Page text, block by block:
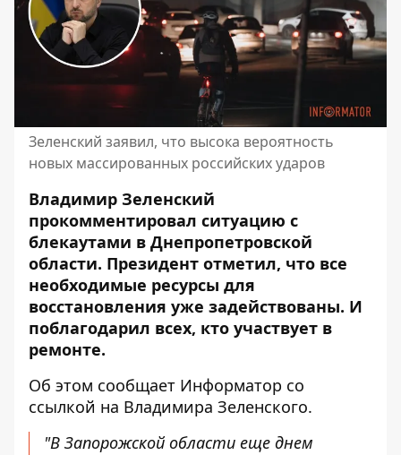
Зеленский заявил, что высока вероятность
новых массированных российских ударов
Владимир Зеленский
прокомментировал ситуацию с
блекаутами в Днепропетровской
области. Президент отметил, что все
необходимые ресурсы для
восстановления уже задействованы. И
поблагодарил всех, кто участвует в
ремонте.
Об этом сообщает Информатор со
ссылкой на Владимира Зеленского.
"В Запорожской области еще днем